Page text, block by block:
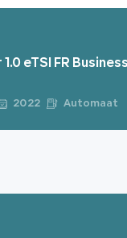
eTSI FR
2022 Automaat